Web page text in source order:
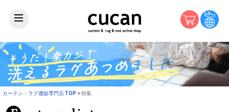
カーテン・ラグ通販専門店 TOP 特集